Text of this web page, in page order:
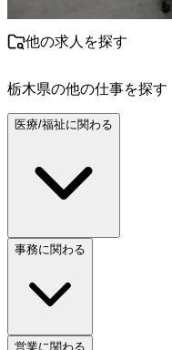
他の求人を探す
栃木県の他の仕事を探す
医療/福祉に関わる
事務に関わる
営業に関わる